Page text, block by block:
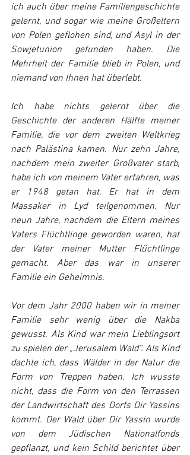
ich auch über meine Familiengeschichte
gelernt, und sogar wie meine Großeltern
von Polen geflohen sind, und Asyl in der
Sowjetunion gefunden haben. Die
Mehrheit der Familie blieb in Polen, und
niemand von Ihnen hat überlebt.
Ich habe nichts gelernt über die
Geschichte der anderen Hälfte meiner
Familie, die vor dem zweiten Weltkrieg
nach Palästina kamen. Nur zehn Jahre,
nachdem mein zweiter Großvater starb,
habe ich von meinem Vater erfahren, was
er 1948 getan hat. Er hat in dem
Massaker in Lyd teilgenommen. Nur
neun Jahre, nachdem die Eltern meines
Vaters Flüchtlinge geworden waren, hat
der Vater meiner Mutter Flüchtlinge
gemacht. Aber das war in unserer
Familie ein Geheimnis.
Vor dem Jahr 2000 haben wir in meiner
Familie sehr wenig über die Nakba
gewusst. Als Kind war mein Lieblingsort
zu spielen der „Jerusalem Wald“. Als Kind
dachte ich, dass Wälder in der Natur die
Form von Treppen haben. Ich wusste
nicht, dass die Form von den Terrassen
der Landwirtschaft des Dorfs Dir Yassins
kommt. Der Wald über Dir Yassin wurde
von dem Jüdischen Nationalfonds
gepflanzt, und kein Schild berichtet über